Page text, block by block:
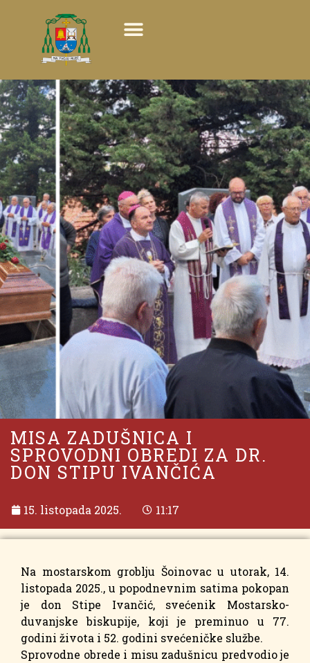
MISA ZADUŠNICA I
SPROVODNI OBREDI ZA DR.
DON STIPU IVANČIĆA
15. listopada 2025. 11:17
Na mostarskom groblju Šoinovac u utorak, 14.
listopada 2025., u popodnevnim satima pokopan
je don Stipe Ivančić, svećenik Mostarsko-
duvanjske biskupije, koji je preminuo u 77.
godini života i 52. godini svećeničke službe.
Sprovodne obrede i misu zadušnicu predvodio je